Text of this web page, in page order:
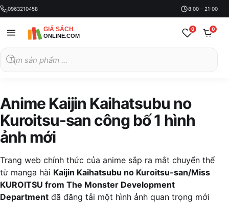
0963210458 8:00 - 21:00
kiếm
sản
0 0
Anime Kaijin Kaihatsubu no
Kuroitsu-san công bố 1 hình
ảnh mới
Trang web chính thức của anime sắp ra mắt chuyển thể
từ manga hài Kaijin Kaihatsubu no Kuroitsu-san/Miss
KUROITSU from The Monster Development
Department đã đăng tải một hình ảnh quan trọng mới